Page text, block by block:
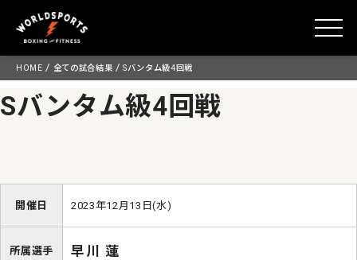
Skip
to
content
HOME / 全ての試合結果 /Sバンタム級4回戦
Sバンタム級4回戦
開催日 2023年12月13日(水)
所属選手 早川 蓮